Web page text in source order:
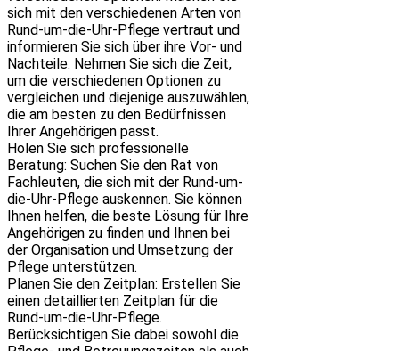
sich mit den verschiedenen Arten von
Rund-um-die-Uhr-Pflege vertraut und
informieren Sie sich über ihre Vor- und
Nachteile. Nehmen Sie sich die Zeit,
um die verschiedenen Optionen zu
vergleichen und diejenige auszuwählen,
die am besten zu den Bedürfnissen
Ihrer Angehörigen passt.
Holen Sie sich professionelle
Beratung: Suchen Sie den Rat von
Fachleuten, die sich mit der Rund-um-
die-Uhr-Pflege auskennen. Sie können
Ihnen helfen, die beste Lösung für Ihre
Angehörigen zu finden und Ihnen bei
der Organisation und Umsetzung der
Pflege unterstützen.
Planen Sie den Zeitplan: Erstellen Sie
einen detaillierten Zeitplan für die
Rund-um-die-Uhr-Pflege.
Berücksichtigen Sie dabei sowohl die